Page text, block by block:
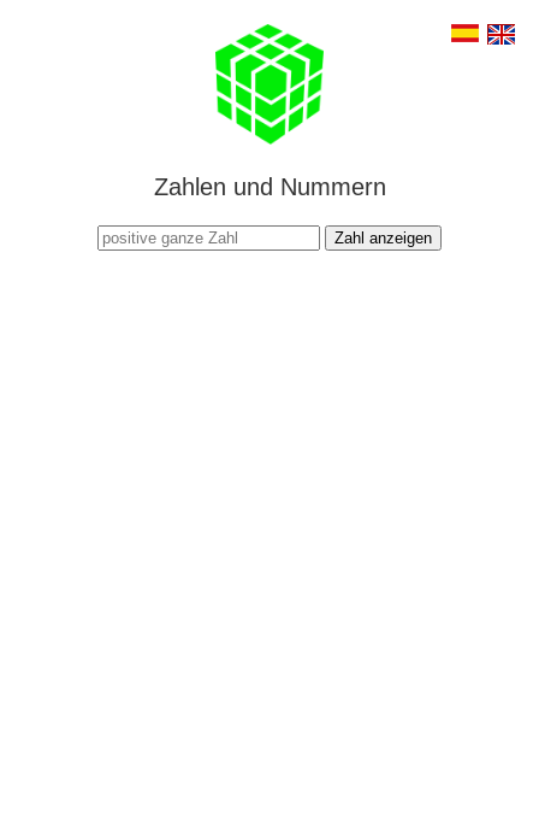
Zahlen und Nummern
Zahl anzeigen